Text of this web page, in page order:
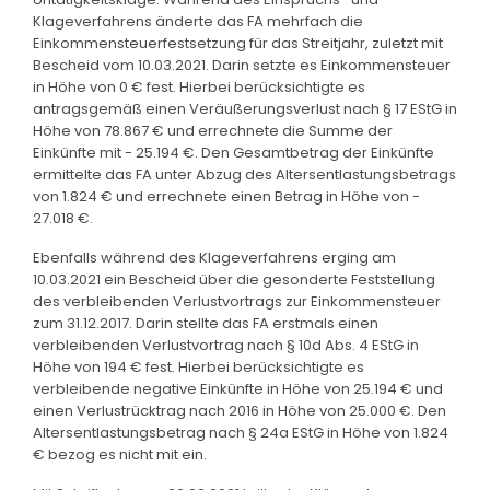
Klageverfahrens änderte das FA mehrfach die
Einkommensteuerfestsetzung für das Streitjahr, zuletzt mit
Bescheid vom 10.03.2021. Darin setzte es Einkommensteuer
in Höhe von 0 € fest. Hierbei berücksichtigte es
antragsgemäß einen Veräußerungsverlust nach § 17 EStG in
Höhe von 78.867 € und errechnete die Summe der
Einkünfte mit - 25.194 €. Den Gesamtbetrag der Einkünfte
ermittelte das FA unter Abzug des Altersentlastungsbetrags
von 1.824 € und errechnete einen Betrag in Höhe von -
27.018 €.
Ebenfalls während des Klageverfahrens erging am
10.03.2021 ein Bescheid über die gesonderte Feststellung
des verbleibenden Verlustvortrags zur Einkommensteuer
zum 31.12.2017. Darin stellte das FA erstmals einen
verbleibenden Verlustvortrag nach § 10d Abs. 4 EStG in
Höhe von 194 € fest. Hierbei berücksichtigte es
verbleibende negative Einkünfte in Höhe von 25.194 € und
einen Verlustrücktrag nach 2016 in Höhe von 25.000 €. Den
Altersentlastungsbetrag nach § 24a EStG in Höhe von 1.824
€ bezog es nicht mit ein.